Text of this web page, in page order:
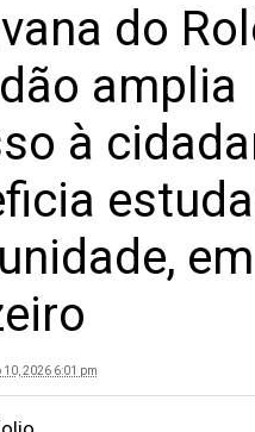
do
amplia
à
em
10, 2026 6:01 pm